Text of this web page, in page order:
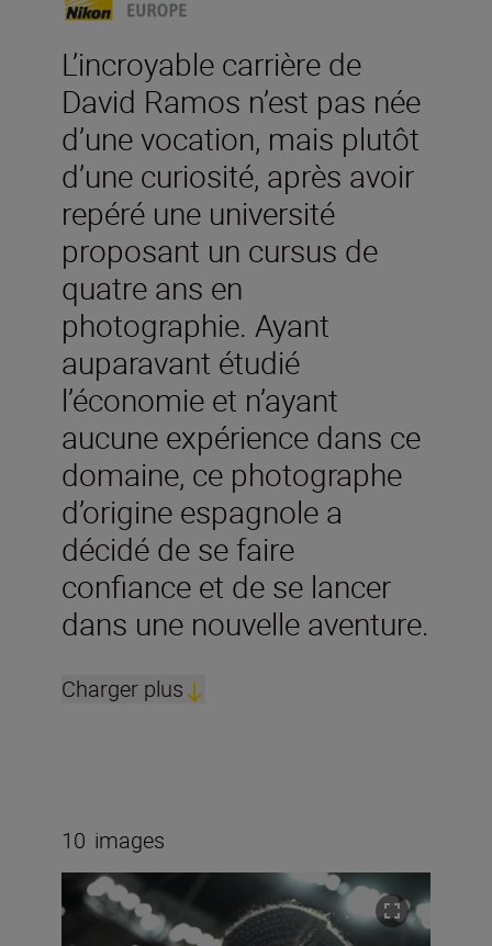
L’incroyable carrière de
David Ramos n’est pas née
d’une vocation, mais plutôt
d’une curiosité, après avoir
repéré une université
proposant un cursus de
quatre ans en
photographie. Ayant
auparavant étudié
l’économie et n’ayant
aucune expérience dans ce
domaine, ce photographe
d’origine espagnole a
décidé de se faire
confiance et de se lancer
dans une nouvelle aventure.
Charger plus
10 images